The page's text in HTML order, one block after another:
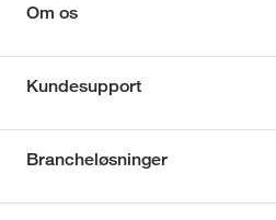
Om os
Kundesupport
Brancheløsninger